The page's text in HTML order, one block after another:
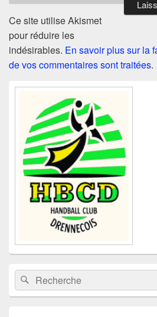
Ce site utilise Akismet
pour réduire les
indésirables. En savoir plus sur la
de vos commentaires sont traitées.
Zone
barre
latérale
Recherche :Rechercher